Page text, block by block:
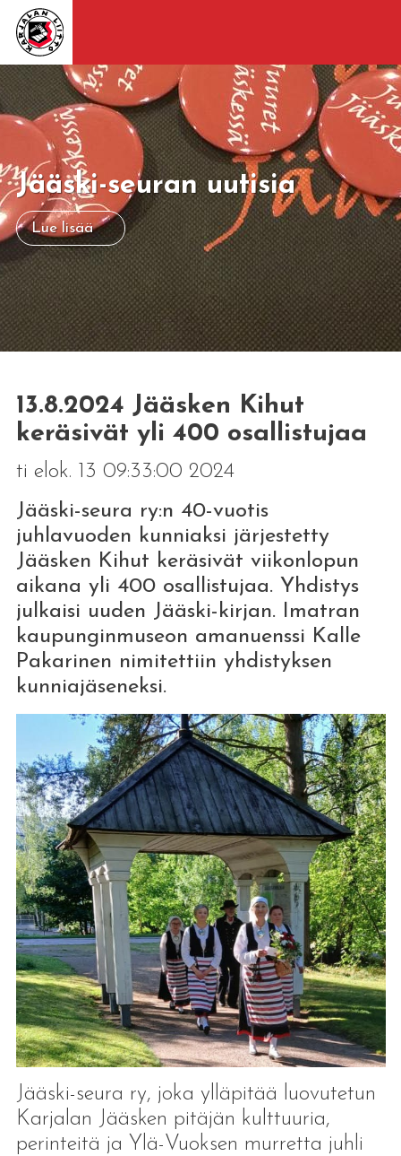
Jääski-seuran uutisia
Lue lisää
13.8.2024 Jääsken Kihut
keräsivät yli 400 osallistujaa
ti elok. 13 09:33:00 2024
Jääski-seura ry:n 40-vuotis
juhlavuoden kunniaksi järjestetty
Jääsken Kihut keräsivät viikonlopun
aikana yli 400 osallistujaa. Yhdistys
julkaisi uuden Jääski-kirjan. Imatran
kaupunginmuseon amanuenssi Kalle
Pakarinen nimitettiin yhdistyksen
kunniajäseneksi.
Jääski-seura ry, joka ylläpitää luovutetun
Karjalan Jääsken pitäjän kulttuuria,
perinteitä ja Ylä-Vuoksen murretta juhli